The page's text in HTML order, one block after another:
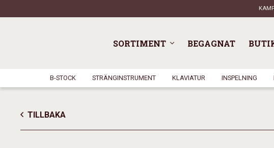
SORTIMENT BEGAGNAT
B-STOCK STRÄNGINSTRUMENT KLAVIATUR INSPELNING
TILLBAKA